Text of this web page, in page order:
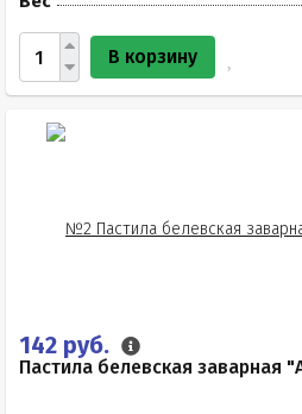
В корзину
142 руб.
Пастила белевская заварная